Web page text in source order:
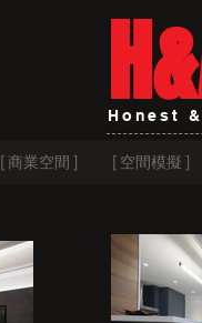
Honest
[ 商業空間 ] [ 空間模擬 ]